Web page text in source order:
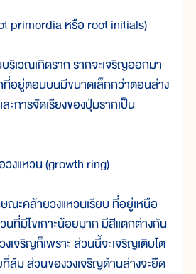
หรือ root initials)
วณเกิดราก รากจะเจริญออกมา
ที่อยู่ตอนบนมีขนาดเล็กกว่าตอนล่าง
ะการจัดเรียงของปุ่มรากเป็น
แหวน (growth ring)
ล้ายวงแหวนเรียบ ที่อยู่เหนือ
นที่มีไขเกาะน้อยมาก มีสีแตกต่างกัน
เจริญก็เพราะ ส่วนนี้จะเจริญเติบโต
ล้ม ส่วนของวงเจริญด้านล่างจะยืด